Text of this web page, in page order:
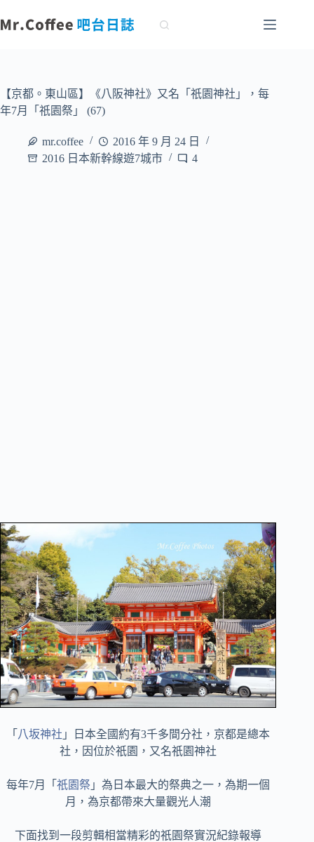
至
容【京都。東山區】《八阪神社》又名「祇園神社」，每
年7月「祇園祭」 (67)
mr.coffee
2016 年 9 月 24 日
2016 日本新幹線遊7城市
4
「 八坂神社 」日本全國約有3千多間分社，京都是總本
社，因位於祇園，又名祇園神社
每年7月「祇園祭 」為日本最大的祭典之一，為期一個
月，為京都帶來大量觀光人潮
下面找到一段剪輯相當精彩的祇園祭實況紀錄報導